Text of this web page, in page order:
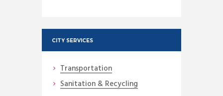
CITY SERVICES
Transportation
Sanitation & Recycling